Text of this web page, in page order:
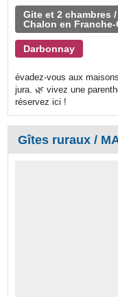
Gite et 2 chambres
Chalon en Franche-
Darbonnay
​évadez-vous aux
jura. 🌿 vivez une
réservez ici !